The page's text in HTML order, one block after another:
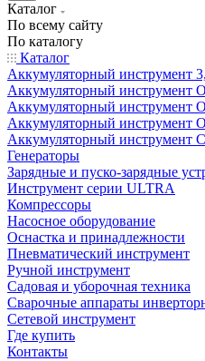
Каталог
По всему сайту
По каталогу
Каталог
Аккумуляторный инструмент
Аккумуляторный инструмент
Аккумуляторный инструмент
Аккумуляторный инструмент
Аккумуляторный инструмент
Генераторы
Зарядные и пуско-зарядные
Инструмент серии ULTRA
Компрессоры
Насосное оборудование
Оснастка и принадлежности
Пневматический инструмент
Ручной инструмент
Садовая и уборочная техника
Сварочные аппараты
Сетевой инструмент
Где купить
Контакты